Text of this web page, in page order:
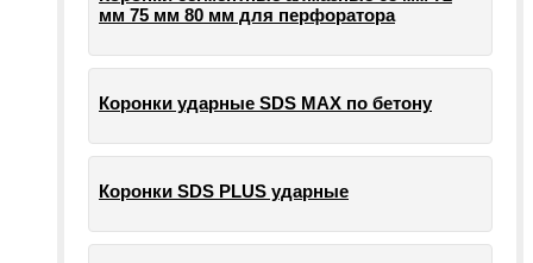
мм 75 мм 80 мм для перфоратора
Коронки ударные SDS MAX по бетону
Коронки SDS PLUS ударные